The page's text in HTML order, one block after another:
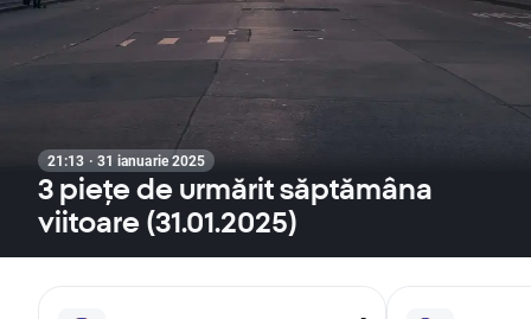
21:13 · 31 ianuarie 2025
3 piețe de urmărit săptămâna
viitoare (31.01.2025)